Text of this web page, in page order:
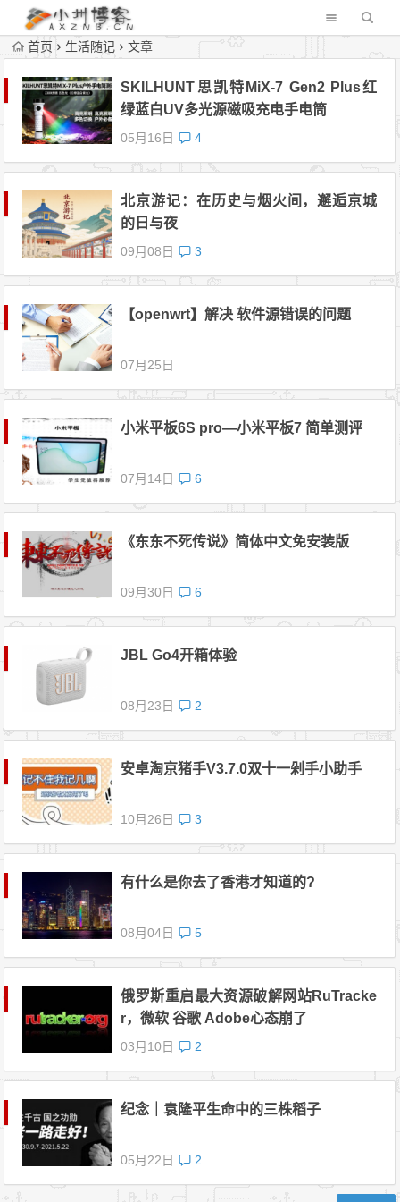
首页 生活随记 文章
SKILHUNT思凯特MiX-7 Gen2 Plus红
绿蓝白UV多光源磁吸充电手电筒
05月16日 4
北京游记：在历史与烟火间，邂逅京城
的日与夜
09月08日 3
【openwrt】解决 软件源错误的问题
07月25日
小米平板6S pro—小米平板7 简单测评
07月14日 6
《东东不死传说》简体中文免安装版
09月30日 6
JBL Go4开箱体验
08月23日 2
安卓淘京猪手V3.7.0双十一剁手小助手
10月26日 3
有什么是你去了香港才知道的?
08月04日 5
俄罗斯重启最大资源破解网站RuTracke
r，微软 谷歌 Adobe心态崩了
03月10日 2
纪念｜袁隆平生命中的三株稻子
05月22日 2